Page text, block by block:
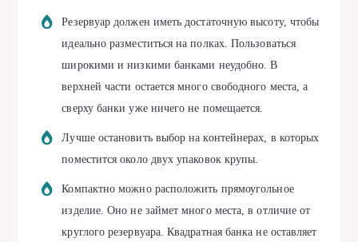
Резервуар должен иметь достаточную высоту, чтобы
идеально разместиться на полках. Пользоваться
широкими и низкими банками неудобно. В
верхней части остается много свободного места, а
сверху банки уже ничего не помещается.
Лучше остановить выбор на контейнерах, в которых
поместится около двух упаковок крупы.
Компактно можно расположить прямоугольное
изделие. Оно не займет много места, в отличие от
круглого резервуара. Квадратная банка не оставляет